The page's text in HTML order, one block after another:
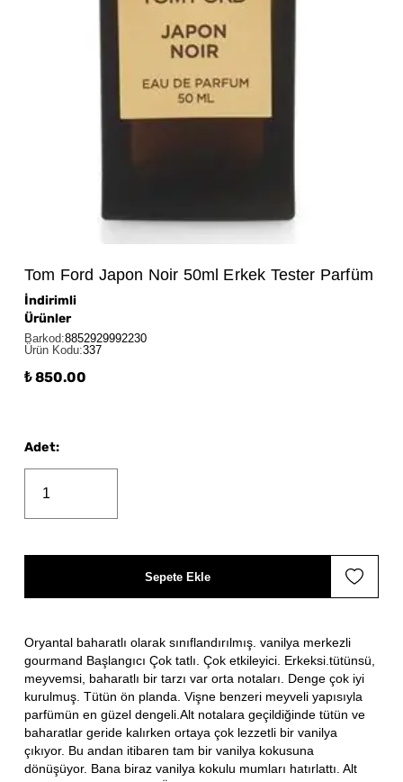
Tom Ford Japon Noir 50ml Erkek Tester Parfüm
İndirimli
Ürünler
Barkod:8852929992230
Ürün Kodu:337
₺ 850.00
Oryantal baharatlı olarak sınıflandırılmış. vanilya merkezli
gourmand Başlangıcı Çok tatlı. Çok etkileyici. Erkeksi.tütünsü,
meyvemsi, baharatlı bir tarzı var orta notaları. Denge çok iyi
kurulmuş. Tütün ön planda. Vişne benzeri meyveli yapısıyla
parfümün en güzel dengeli.Alt notalara geçildiğinde tütün ve
baharatlar geride kalırken ortaya çok lezzetli bir vanilya
çıkıyor. Bu andan itibaren tam bir vanilya kokusuna
dönüşüyor. Bana biraz vanilya kokulu mumları hatırlattı. Alt
Adet:
Sepete Ekle